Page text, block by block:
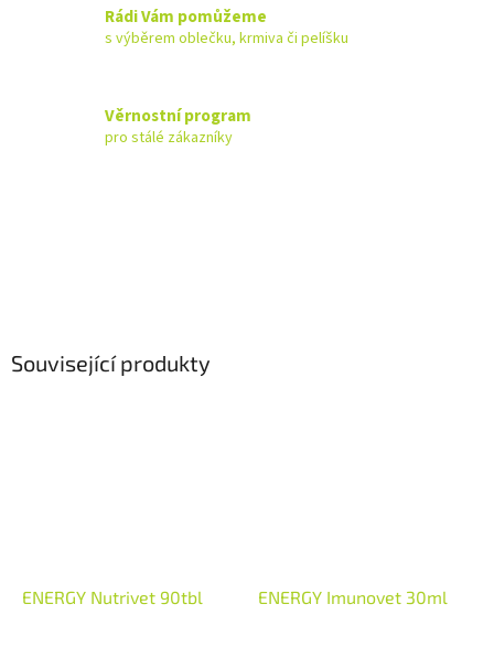
Rádi Vám pomůžeme
s výběrem oblečku, krmiva či pelíšku
Věrnostní program
pro stálé zákazníky
Související produkty
ENERGY Nutrivet 90tbl ENERGY Imunovet 30ml